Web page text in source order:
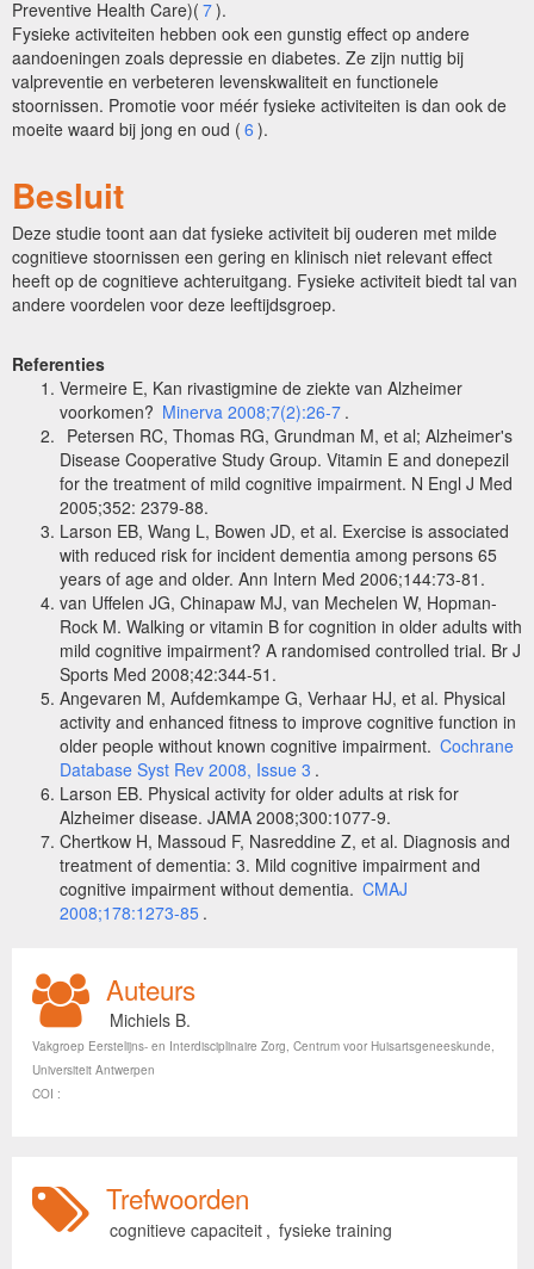
Preventive Health Care)( 7).
Fysieke activiteiten hebben ook een gunstig effect op andere
aandoeningen zoals depressie en diabetes. Ze zijn nuttig bij
valpreventie en verbeteren levenskwaliteit en functionele
stoornissen. Promotie voor méér fysieke activiteiten is dan ook de
moeite waard bij jong en oud ( 6 ).
Besluit
Deze studie toont aan dat fysieke activiteit bij ouderen met milde
cognitieve stoornissen een gering en klinisch niet relevant effect
heeft op de cognitieve achteruitgang. Fysieke activiteit biedt tal van
andere voordelen voor deze leeftijdsgroep.
Referenties
Vermeire E, Kan rivastigmine de ziekte van Alzheimer
voorkomen? Minerva 2008;7(2):26-7 .
Petersen RC, Thomas RG, Grundman M, et al; Alzheimer's
Disease Cooperative Study Group. Vitamin E and donepezil
for the treatment of mild cognitive impairment. N Engl J Med
2005;352: 2379-88.
Larson EB, Wang L, Bowen JD, et al. Exercise is associated
with reduced risk for incident dementia among persons 65
years of age and older. Ann Intern Med 2006;144:73-81.
van Uffelen JG, Chinapaw MJ, van Mechelen W, Hopman-
Rock M. Walking or vitamin B for cognition in older adults with
mild cognitive impairment? A randomised controlled trial. Br J
Sports Med 2008;42:344-51.
Angevaren M, Aufdemkampe G, Verhaar HJ, et al. Physical
activity and enhanced fitness to improve cognitive function in
older people without known cognitive impairment. Cochrane
Database Syst Rev 2008, Issue 3 .
Larson EB. Physical activity for older adults at risk for
Alzheimer disease. JAMA 2008;300:1077-9.
Chertkow H, Massoud F, Nasreddine Z, et al. Diagnosis and
treatment of dementia: 3. Mild cognitive impairment and
cognitive impairment without dementia. CMAJ
2008;178:1273-85 .
Auteurs
Michiels B.
Vakgroep Eerstelijns- en Interdisciplinaire Zorg, Centrum voor Huisartsgeneeskunde,
Universiteit Antwerpen
COI :
Trefwoorden
cognitieve capaciteit , fysieke training